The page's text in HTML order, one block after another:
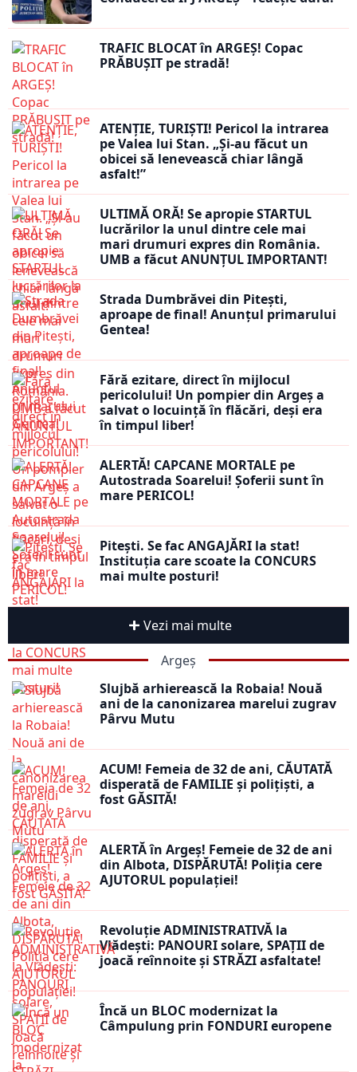
TRAFIC BLOCAT în ARGEȘ! Copac
PRĂBUȘIT pe stradă!
ATENȚIE, TURIȘTI! Pericol la intrarea
pe Valea lui Stan. „Și-au făcut un
obicei să lenevească chiar lângă
asfalt!”
ULTIMĂ ORĂ! Se apropie STARTUL
lucrărilor la unul dintre cele mai
mari drumuri expres din România.
UMB a făcut ANUNȚUL IMPORTANT!
Strada Dumbrăvei din Pitești,
aproape de final! Anunțul primarului
Gentea!
Fără ezitare, direct în mijlocul
pericolului! Un pompier din Argeș a
salvat o locuință în flăcări, deși era
în timpul liber!
ALERTĂ! CAPCANE MORTALE pe
Autostrada Soarelui! Șoferii sunt în
mare PERICOL!
Pitești. Se fac ANGAJĂRI la stat!
Instituția care scoate la CONCURS
mai multe posturi!
Vezi mai multe
Argeș
Slujbă arhierească la Robaia! Nouă
ani de la canonizarea marelui zugrav
Pârvu Mutu
ACUM! Femeia de 32 de ani, CĂUTATĂ
disperată de FAMILIE și polițiști, a
fost GĂSITĂ!
ALERTĂ în Argeș! Femeie de 32 de ani
din Albota, DISPĂRUTĂ! Poliția cere
AJUTORUL populației!
Revoluție ADMINISTRATIVĂ la
Vlădești: PANOURI solare, SPAȚII de
joacă reînnoite și STRĂZI asfaltate!
Încă un BLOC modernizat la
Câmpulung prin FONDURI europene